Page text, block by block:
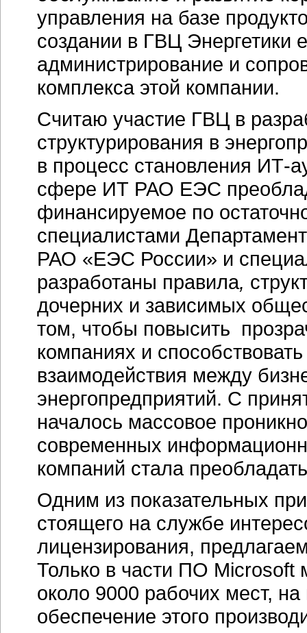
управления на базе
создании в ГВЦ Энергетики
администрирование и
комплекса этой компании.
Считаю участие ГВЦ в
структурирования в
в процесс становления ИТ-
сфере ИТ РАО ЕЭС
финансируемое по
специалистами
РАО «ЕЭС России» и
разработаны правила,
дочерних и зависимых
том, чтобы повысить
компаниях и
взаимодействия между
энергопредприятий. С
началось массовое
современных
компаний стала
Одним из показательных
стоящего на службе
лицензирования,
Только в части ПО Microsoft
около 9000 рабочих мест,
обеспечение этого